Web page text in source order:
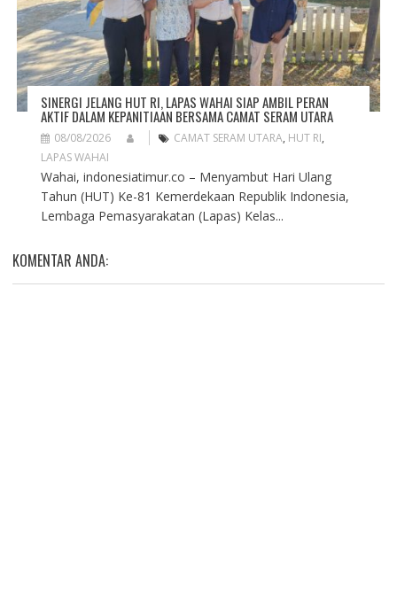
SINERGI JELANG HUT RI, LAPAS WAHAI SIAP AMBIL PERAN
AKTIF DALAM KEPANITIAAN BERSAMA CAMAT SERAM UTARA
08/08/2026 CAMAT SERAM UTARA, HUT RI,
LAPAS WAHAI
Wahai, indonesiatimur.co – Menyambut Hari Ulang
Tahun (HUT) Ke-81 Kemerdekaan Republik Indonesia,
Lembaga Pemasyarakatan (Lapas) Kelas...
KOMENTAR ANDA: